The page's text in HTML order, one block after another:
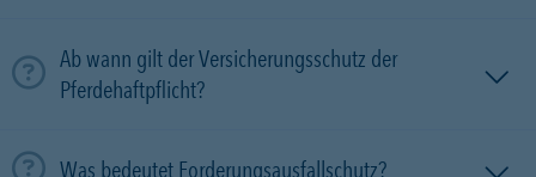
Ab wann gilt der Versicherungsschutz der
Pferdehaftpflicht?
Was bedeutet Forderungsausfallschutz?